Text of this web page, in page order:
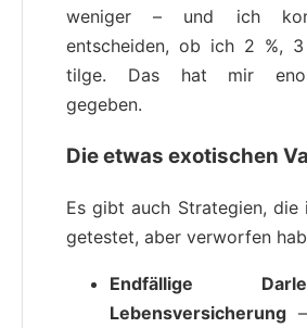
weniger – und ich
entscheiden, ob ich 2 %,
tilge. Das hat mir
gegeben.
Die etwas exotischen
Es gibt auch Strategien, die
getestet, aber verworfen
Endfällige
Lebensversicherung